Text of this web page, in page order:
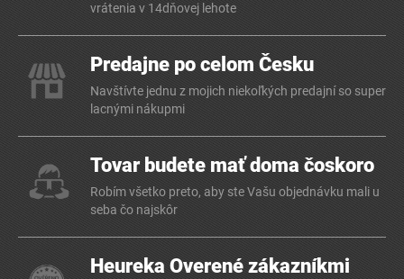
vrátenia v 14dňovej lehote
Predajne po celom Česku
Navštívte jednu z mojich niekoľkých predajní so super
lacnými nákupmi
Tovar budete mať doma čoskoro
Robím všetko preto, aby ste Vašu objednávku mali u
seba čo najskôr
Heureka Overené zákazníkmi